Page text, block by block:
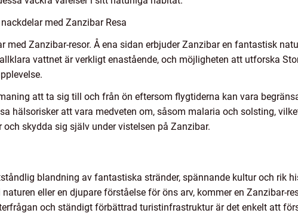
med Zanzibar Resa
med Zanzibar-resor. Å ena sidan erbjuder Zanzibar en fantastisk
vattnet är verkligt enastående, och möjligheten att utforska
att ta sig till och från ön eftersom flygtiderna kan vara
hälsorisker att vara medveten om, såsom malaria och solsting,
skydda sig själv under vistelsen på Zanzibar.
blandning av fantastiska stränder, spännande kultur och rik
eller en djupare förståelse för öns arv, kommer en Zanzibar-
och ständigt förbättrad turistinfrastruktur är det enkelt att